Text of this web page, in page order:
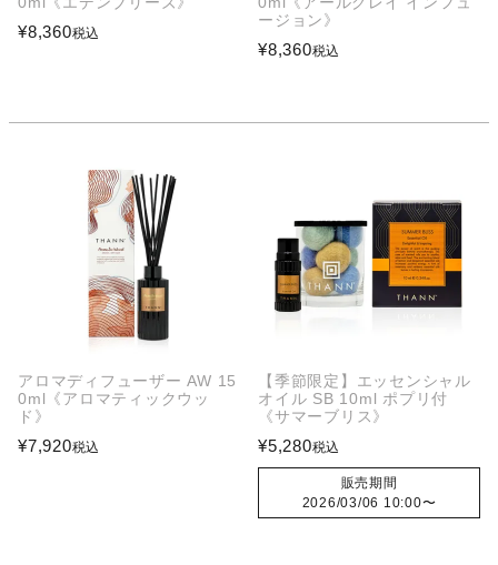
¥8,360税込
ージョン》
¥8,360税込
アロマディフューザー AW 15
0ml《アロマティックウッ
ド》
¥7,920税込
【季節限定】エッセンシャル
オイル SB 10ml ポプリ付
《サマーブリス》
¥5,280税込
販売期間
2026/03/06 10:00〜